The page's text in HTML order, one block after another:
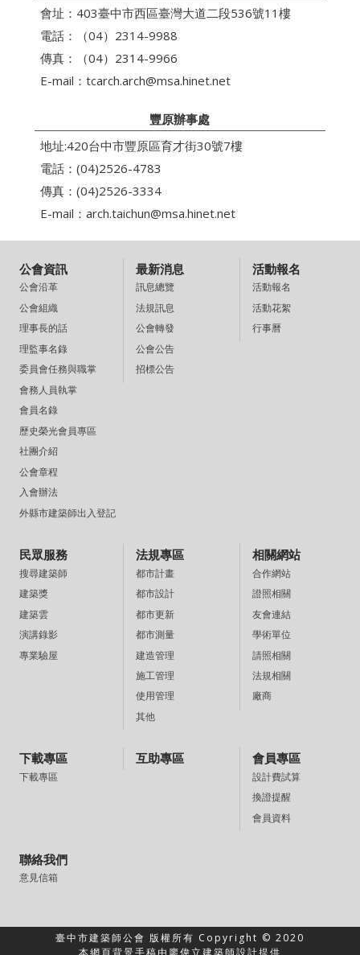
會址：403臺中市西區臺灣大道二段536號11樓
電話：（04）2314-9988
傳真：（04）2314-9966
E-mail： tcarch.arch@msa.hinet.net
豐原辦事處
地址:420台中市豐原區育才街30號7樓
電話：(04)2526-4783
傳真：(04)2526-3334
E-mail： arch.taichun@msa.hinet.net
公會資訊
公會沿革
公會組織
理事長的話
理監事名錄
委員會任務與職掌
會務人員執掌
會員名錄
歷史榮光會員專區
社團介紹
公會章程
入會辦法
外縣市建築師出入登記
最新消息
訊息總覽
法規訊息
公會轉發
公會公告
招標公告
活動報名
活動報名
活動花絮
行事曆
民眾服務
搜尋建築師
建築獎
建築雲
演講錄影
專業驗屋
法規專區
都市計畫
都市設計
都市更新
都市測量
建造管理
施工管理
使用管理
其他
相關網站
合作網站
證照相關
友會連結
學術單位
請照相關
法規相關
廠商
下載專區
下載專區
互助專區 會員專區
設計費試算
換證提醒
會員資料
聯絡我們
意見信箱
臺中市建築師公會 版權所有 Copyright © 2020
本網頁背景手稿由廖偉立建築師設計提供